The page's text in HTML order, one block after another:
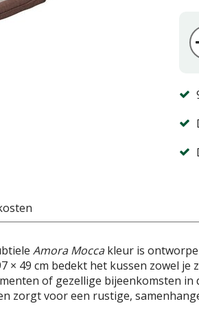
Amora Moccakleur is
× 49 cm bedekt het kussen zowel
of gezellige bijeenkomsten
zorgt voor een rustige,